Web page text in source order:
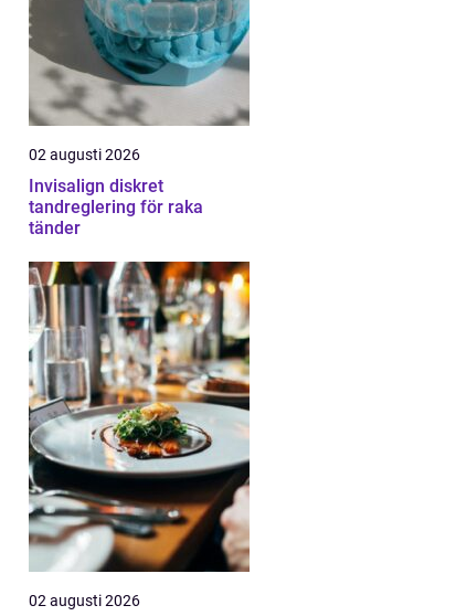
02 augusti 2026
Invisalign diskret
tandreglering för raka
tänder
02 augusti 2026